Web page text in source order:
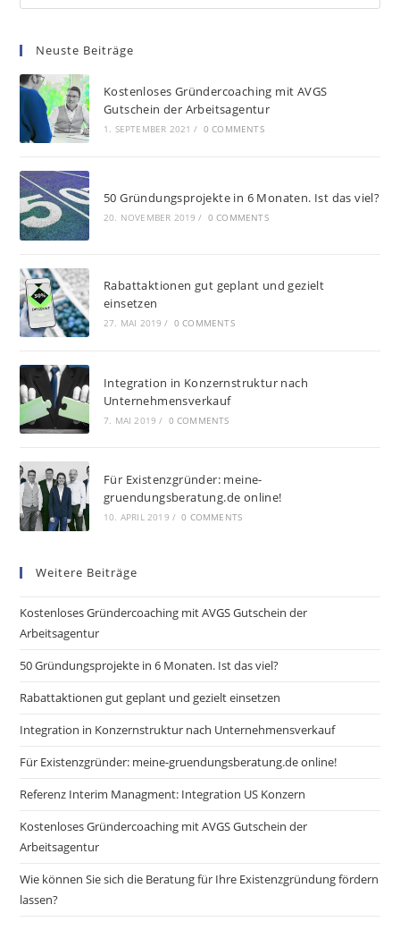
Neuste Beiträge
Kostenloses Gründercoaching mit AVGS
Gutschein der Arbeitsagentur
1. SEPTEMBER 2021 / 0 COMMENTS
50 Gründungsprojekte in 6 Monaten. Ist das viel?
20. NOVEMBER 2019 / 0 COMMENTS
Rabattaktionen gut geplant und gezielt
einsetzen
27. MAI 2019 / 0 COMMENTS
Integration in Konzernstruktur nach
Unternehmensverkauf
7. MAI 2019 / 0 COMMENTS
Für Existenzgründer: meine-
gruendungsberatung.de online!
10. APRIL 2019 / 0 COMMENTS
Weitere Beiträge
Kostenloses Gründercoaching mit AVGS Gutschein der
Arbeitsagentur
50 Gründungsprojekte in 6 Monaten. Ist das viel?
Rabattaktionen gut geplant und gezielt einsetzen
Integration in Konzernstruktur nach Unternehmensverkauf
Für Existenzgründer: meine-gruendungsberatung.de online!
Referenz Interim Managment: Integration US Konzern
Kostenloses Gründercoaching mit AVGS Gutschein der
Arbeitsagentur
Wie können Sie sich die Beratung für Ihre Existenzgründung fördern
lassen?